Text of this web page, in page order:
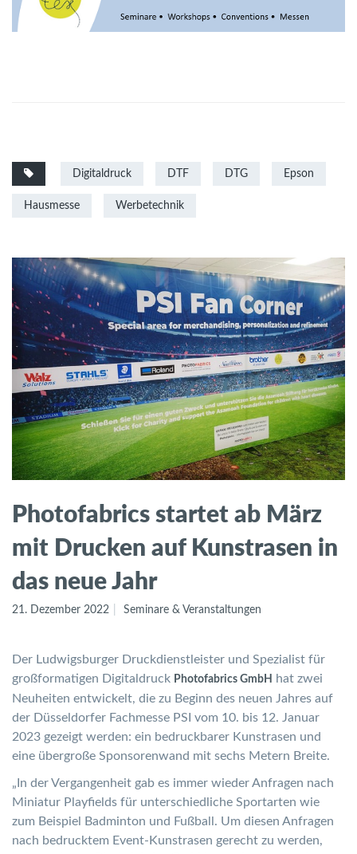
Digitaldruck DTF DTG Epson
Hausmesse Werbetechnik
Photofabrics startet ab März
mit Drucken auf Kunstrasen in
das neue Jahr
21. Dezember 2022 Seminare & Veranstaltungen
Der Ludwigsburger Druckdienstleister und Spezialist für
großformatigen Digitaldruck Photofabrics GmbH hat zwei
Neuheiten entwickelt, die zu Beginn des neuen Jahres auf
der Düsseldorfer Fachmesse PSI vom 10. bis 12. Januar
2023 gezeigt werden: ein bedruckbarer Kunstrasen und
eine übergroße Sponsorenwand mit sechs Metern Breite.
„In der Vergangenheit gab es immer wieder Anfragen nach
Miniatur Playfields für unterschiedliche Sportarten wie
zum Beispiel Badminton und Fußball. Um diesen Anfragen
nach bedrucktem Event-Kunstrasen gerecht zu werden,